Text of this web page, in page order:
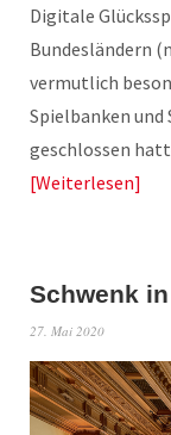
Digitale
Bundesländern
vermutlich
Spielbanken
geschlossen
Weiterlesen
Schwenk
27. Mai 2020